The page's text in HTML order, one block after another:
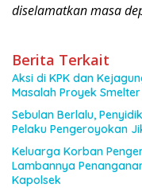
diselamatkan masa
Berita Terkait
Aksi di KPK dan
Masalah Proyek
Sebulan Berlalu,
Pelaku Pengeroyokan
Keluarga Korban
Lambannya
Kapolsek